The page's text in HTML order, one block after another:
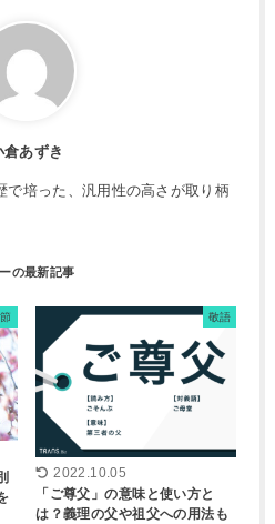
倉あずき
で培った、汎用性の高さが取り柄
敬語
2022.10.05
「ご尊父」の意味と使い方と
は？義理の父や祖父への用法も